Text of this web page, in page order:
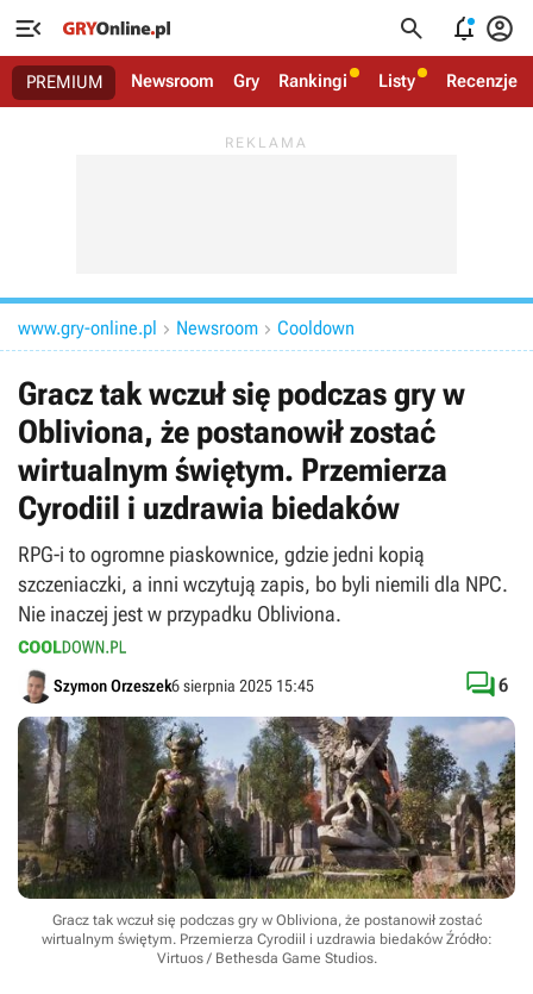
   
PREMIUM Newsroom Gry Rankingi Listy Recenzje
www.gry-online.pl  Newsroom  Cooldown
Gracz tak wczuł się podczas gry w
Obliviona, że postanowił zostać
wirtualnym świętym. Przemierza
Cyrodiil i uzdrawia biedaków
RPG-i to ogromne piaskownice, gdzie jedni kopią
szczeniaczki, a inni wczytują zapis, bo byli niemili dla NPC.
Nie inaczej jest w przypadku Obliviona.
Szymon Orzeszek6 sierpnia 2025 15:45 6
Gracz tak wczuł się podczas gry w Obliviona, że postanowił zostać
wirtualnym świętym. Przemierza Cyrodiil i uzdrawia biedaków Źródło:
Virtuos / Bethesda Game Studios.